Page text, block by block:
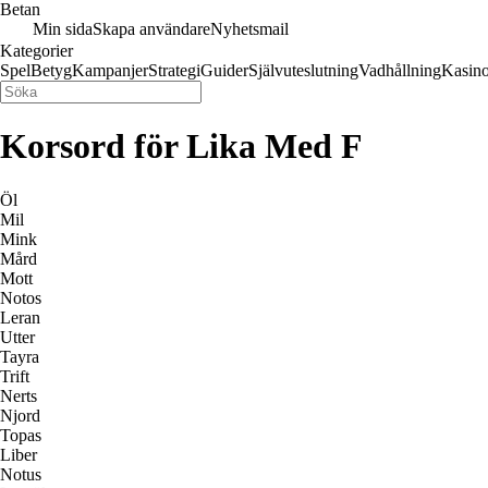
Betan
Min sidaSkapa användareNyhetsmail
Kategorier
SpelBetygKampanjerStrategiGuiderSjälvuteslutningVadhållning
Korsord för Lika Med F
Öl
Mil
Mink
Mård
Mott
Notos
Leran
Utter
Tayra
Trift
Nerts
Njord
Topas
Liber
Notus